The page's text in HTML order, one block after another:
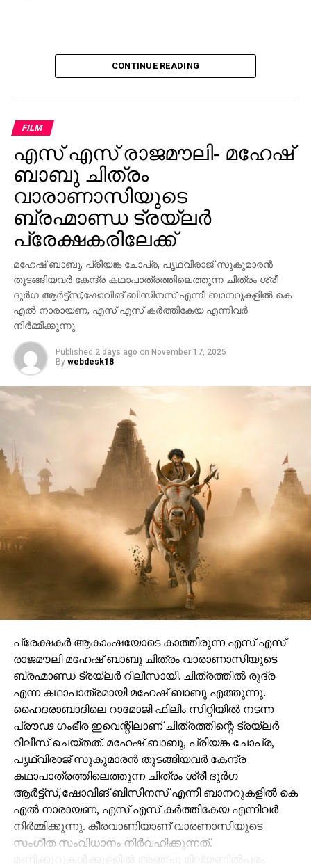
CONTINUE READING
FILM
എസ് എസ് രാജമൗലി- മഹേഷ്
ബാബു ചിത്രം
വാരാണാസിയുടെ
ബ്രഹ്മാണ്ഡ ട്രയ്ലർ
പ്രേക്ഷകരിലേക്ക്
മഹേഷ് ബാബു, പ്രിയങ്ക ചോപ്ര, പൃഥ്വിരാജ് സുകുമാരൻ
തുടങ്ങിയവർ കേന്ദ്ര കഥാപാത്രത്തിലെത്തുന്ന ചിത്രം ശ്രീ
ദുർഗ ആർട്ട്സ്,ഷോവിങ് ബിസിനസ് എന്നീ ബാനറുകളിൽ കെ
എൽ നാരായണ, എസ് എസ് കർത്തികേയ എന്നിവർ
നിർമ്മിക്കുന്നു.
Published 2 days ago on November 17, 2025
By webdesk18
പ്രേക്ഷകർ ആകാംഷയോടെ കാത്തിരുന്ന എസ് എസ്
രാജമൗലി മഹേഷ് ബാബു ചിത്രം വാരാണാസിയുടെ
ബ്രഹ്മാണ്ഡ ട്രയ്ലർ റിലീസായി. ചിത്രത്തിൽ രുദ്ര
എന്ന കഥാപാത്രമായി മഹേഷ് ബാബു എത്തുന്നു.
ഹൈദരാബാദിലെ റാമോജി ഫിലിം സിറ്റിയിൽ നടന്ന
പ്രൗഢ ഗംഭീര ഇവെന്റിലാണ് ചിത്രത്തിന്റെ ട്രയ്ലർ
റിലീസ് ചെയ്തത്. മഹേഷ് ബാബു, പ്രിയങ്ക ചോപ്ര,
പൃഥ്വിരാജ് സുകുമാരൻ തുടങ്ങിയവർ കേന്ദ്ര
കഥാപാത്രത്തിലെത്തുന്ന ചിത്രം ശ്രീ ദുർഗ
ആർട്ട്സ്,ഷോവിങ് ബിസിനസ് എന്നീ ബാനറുകളിൽ കെ
എൽ നാരായണ, എസ് എസ് കർത്തികേയ എന്നിവർ
നിർമ്മിക്കുന്നു. കീരവാണിയാണ് വാരണാസിയുടെ
സംഗീത സംവിധാനം നിർവഹിക്കുന്നത്.